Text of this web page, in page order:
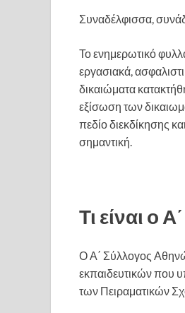
Συναδέλφισσα,
Το ενημερωτικό
εργασιακά,
δικαιώματα
εξίσωση των
πεδίο διεκδίκησης
σημαντική.
Τι είναι ο
Ο Α΄ Σύλλογος
εκπαιδευτικών που
των Πειραματικών